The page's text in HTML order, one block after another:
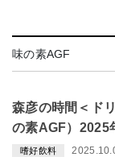
味の素AGF
森彦の時間＜ド
の素AGF）
嗜好飲料